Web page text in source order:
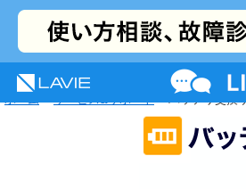
NEC LAVIE公式サイト
プレミアムサービス